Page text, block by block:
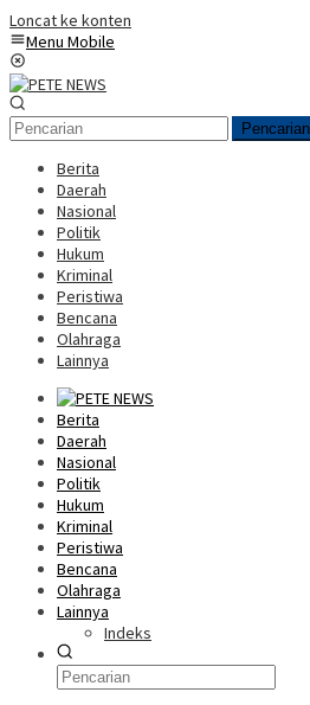
Loncat ke konten
Menu Mobile
Pencarian
Berita
Daerah
Nasional
Politik
Hukum
Kriminal
Peristiwa
Bencana
Olahraga
Lainnya
Berita
Daerah
Nasional
Politik
Hukum
Kriminal
Peristiwa
Bencana
Olahraga
Lainnya
Indeks